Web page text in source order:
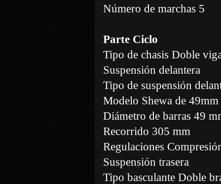
Número de marchas 5
Parte Ciclo
Tipo de chasis Doble
Suspensión delantera
Tipo de suspensión
Modelo Shewa de
Diámetro de barras 49
Recorrido 305 mm
Regulaciones
Suspensión trasera
Tipo basculante Doble